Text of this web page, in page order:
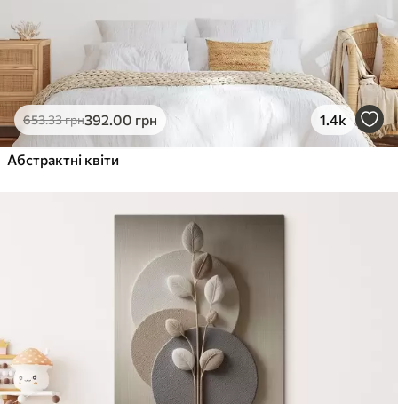
653.33грн392.00 грн 1.4k
Абстрактні квіти